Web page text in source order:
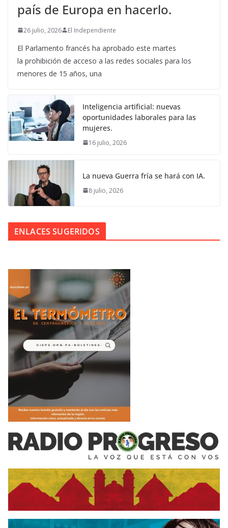
país de Europa en hacerlo.
26 julio, 2026 El Independiente
El Parlamento francés ha aprobado este martes
la prohibición de acceso a las redes sociales para los
menores de 15 años, una
Inteligencia artificial: nuevas
oportunidades laborales para las
mujeres.
16 julio, 2026
La nueva Guerra fría se hará con IA.
8 julio, 2026
ENLACES SUGERIDOS